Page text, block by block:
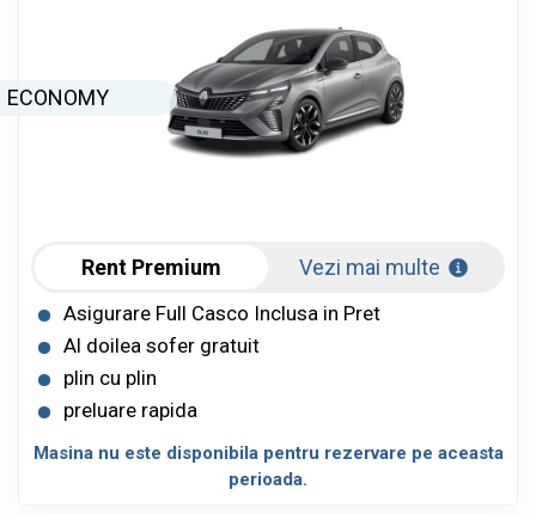
ECONOMY
Rent Premium Vezi mai multe
Asigurare Full Casco Inclusa in Pret
Al doilea sofer gratuit
plin cu plin
preluare rapida
Masina nu este disponibila pentru rezervare pe aceasta
perioada.